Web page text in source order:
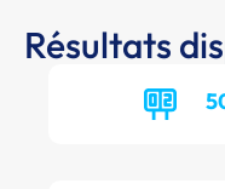
Résultats